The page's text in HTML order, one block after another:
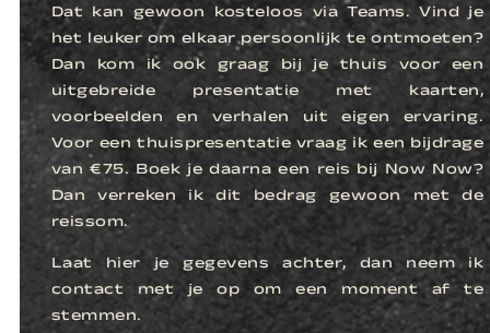
Dat kan gewoon kosteloos via Teams. Vind je
het leuker om elkaar persoonlijk te ontmoeten?
Dan kom ik ook graag bij je thuis voor een
uitgebreide presentatie met kaarten,
voorbeelden en verhalen uit eigen ervaring.
Voor een thuispresentatie vraag ik een bijdrage
van €75. Boek je daarna een reis bij Now Now?
Dan verreken ik dit bedrag gewoon met de
reissom.
Laat hier je gegevens achter, dan neem ik
contact met je op om een moment af te
stemmen.